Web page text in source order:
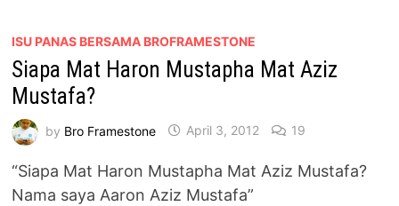
SUPERTOTS
THE
MOVIE
ISU PANAS BERSAMA BROFRAMESTONE
Siapa Mat Haron Mustapha Mat Aziz
Mustafa?
by Bro Framestone April 3, 2012 19
“Siapa Mat Haron Mustapha Mat Aziz Mustafa?
Nama saya Aaron Aziz Mustafa”